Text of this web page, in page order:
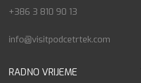
+386 3 810 90 13
info@visitpodcetrtek.com
RADNO VRIJEME